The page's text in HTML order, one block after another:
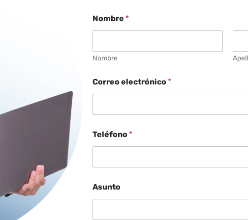
Nombre *
Nombre
Correo electrónico *
Teléfono *
Asunto